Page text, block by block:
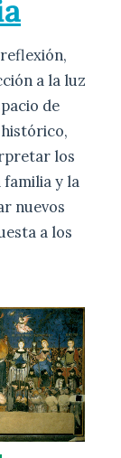
a la luz
de
los
familia y la
nuevos
a los